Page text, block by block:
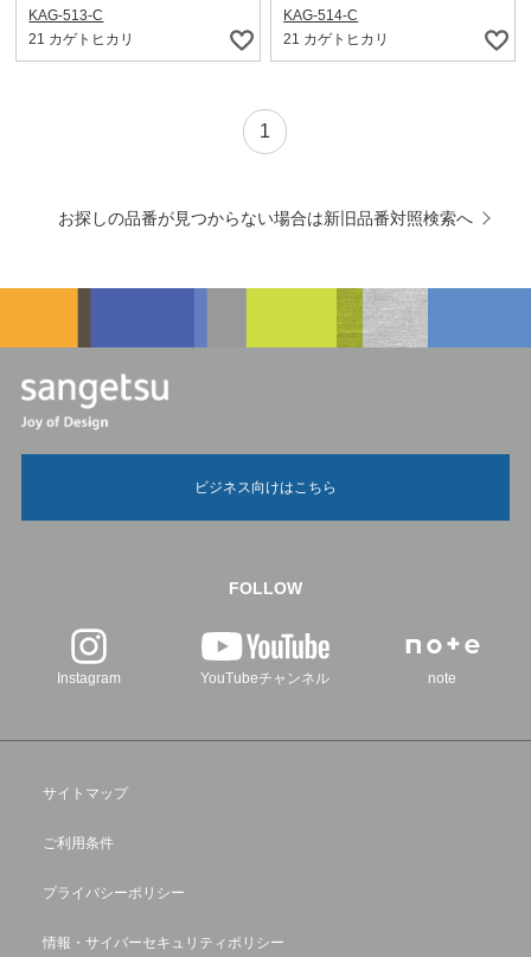
KAG-513-C
21 カゲトヒカリ
KAG-514-C
21 カゲトヒカリ
1
お探しの品番が見つからない場合は新旧品番対照検索へ
ビジネス向けはこちら
FOLLOW
Instagram YouTubeチャンネル note
サイトマップ
ご利用条件
プライバシーポリシー
情報・サイバーセキュリティポリシー